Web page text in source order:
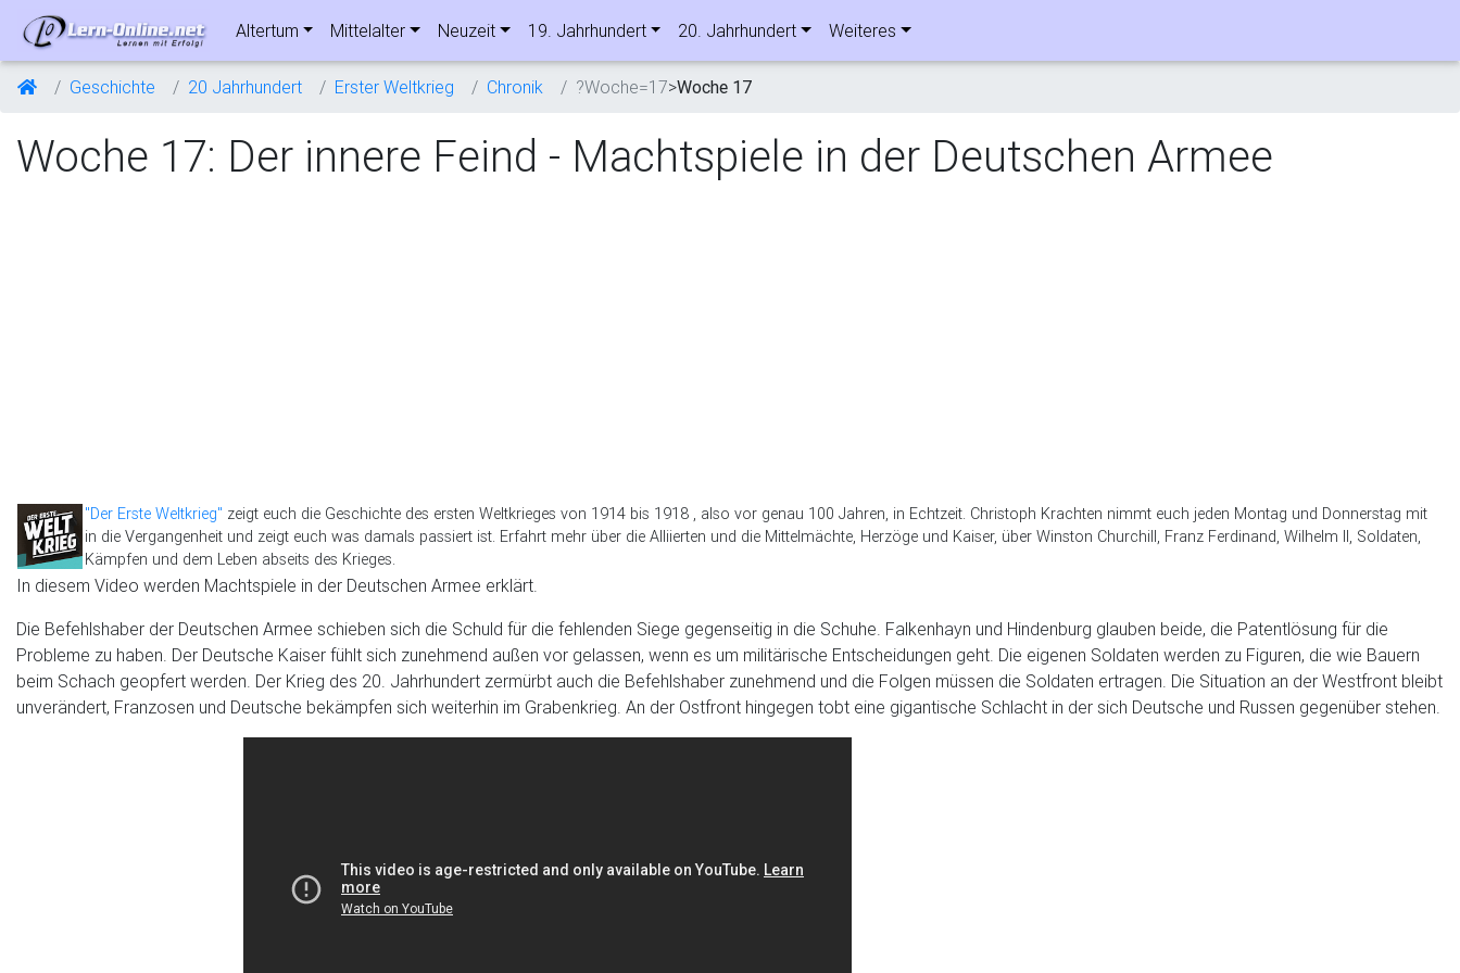
Altertum Mittelalter Neuzeit 19. Jahrhundert 20. Jahrhundert Weiteres
Geschichte 20 Jahrhundert Erster Weltkrieg Chronik ?Woche=17>Woche 17
Woche 17: Der innere Feind - Machtspiele in der Deutschen Armee
"Der Erste Weltkrieg" zeigt euch die Geschichte des ersten Weltkrieges von 1914 bis 1918 , also vor genau 100 Jahren, in Echtzeit. Christoph Krachten nimmt euch jeden Montag und Donnerstag mit
in die Vergangenheit und zeigt euch was damals passiert ist. Erfahrt mehr über die Alliierten und die Mittelmächte, Herzöge und Kaiser, über Winston Churchill, Franz Ferdinand, Wilhelm II, Soldaten,
Kämpfen und dem Leben abseits des Krieges.
In diesem Video werden Machtspiele in der Deutschen Armee erklärt.
Die Befehlshaber der Deutschen Armee schieben sich die Schuld für die fehlenden Siege gegenseitig in die Schuhe. Falkenhayn und Hindenburg glauben beide, die Patentlösung für die
Probleme zu haben. Der Deutsche Kaiser fühlt sich zunehmend außen vor gelassen, wenn es um militärische Entscheidungen geht. Die eigenen Soldaten werden zu Figuren, die wie Bauern
beim Schach geopfert werden. Der Krieg des 20. Jahrhundert zermürbt auch die Befehlshaber zunehmend und die Folgen müssen die Soldaten ertragen. Die Situation an der Westfront bleibt
unverändert, Franzosen und Deutsche bekämpfen sich weiterhin im Grabenkrieg. An der Ostfront hingegen tobt eine gigantische Schlacht in der sich Deutsche und Russen gegenüber stehen.